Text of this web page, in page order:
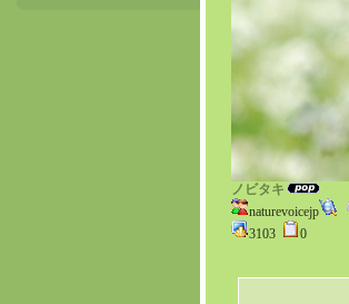
ノビタキ
naturevoicejp
3103
0